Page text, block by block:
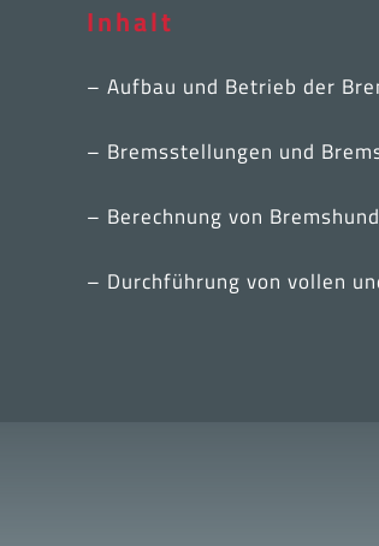
Inhalt
– Aufbau und Betrieb der
– Bremsstellungen und
– Berechnung von
– Durchführung von vollen